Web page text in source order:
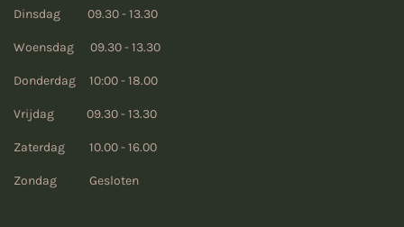
Dinsdag 09.30 - 13.30
Woensdag 09.30 - 13.30
Donderdag 10:00 - 18.00
Vrijdag 09.30 - 13.30
Zaterdag 10.00 - 16.00
Zondag Gesloten